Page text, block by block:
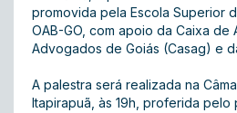
promovida pela Escola Superior
OAB-GO, com apoio da Caixa de
Advogados de Goiás (Casag) e
A palestra será realizada na
Itapirapuã, às 19h, proferida